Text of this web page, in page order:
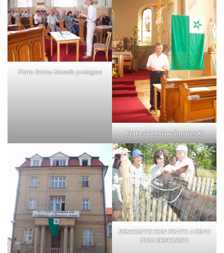
Frato Bruno Masala prelegas
Frato Stanisław Śmigielski
RENKONTO KUN FRATO AZENO
DUM EKSKURSO